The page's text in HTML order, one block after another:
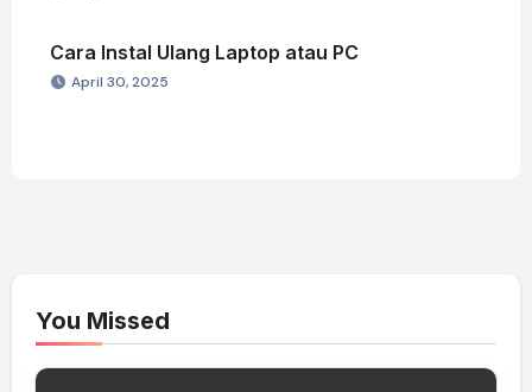
Cara Instal Ulang Laptop atau PC
April 30, 2025
You Missed